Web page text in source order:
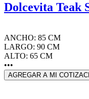
Dolcevita Teak
ANCHO: 85 CM
LARGO: 90 CM
ALTO: 65 CM
•••
AGREGAR A MI